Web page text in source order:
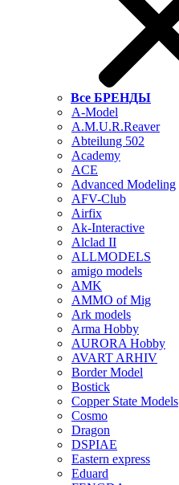
Все БРЕНДЫ
A-Model
A.M.U.R.Reaver
Abteilung 502
Academy
ACE
Advanced Modeling
AFV-Club
Airfix
Ak-Interactive
Alclad II
ALLMODELS
amigo models
AMK
AMMO of Mig
Ark models
Arma Hobby
AURORA Hobby
AVART ARHIV
Border Model
Bostick
Copper State Models
Cosmo
Dragon
DSPIAE
Eastern express
Eduard